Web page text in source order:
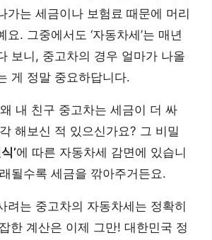
가는 세금이나 보험료 때문에 머리
요. 그중에서도 ‘자동차세’는 매년
보니, 중고차의 경우 얼마가 나올
게 정말 중요하답니다.
내 친구 중고차는 세금이 더 싸
해보신 적 있으신가요? 그 비밀
’에 따른 자동차세 감면에 있습니
될수록 세금을 깎아주거든요.
려는 중고차의 자동차세는 정확히
한 계산은 이제 그만! 대한민국 정